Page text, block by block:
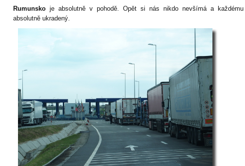
Rumunsko je absolutně v pohodě. Opět si nás nikdo nevšímá a
absolutně ukradený.